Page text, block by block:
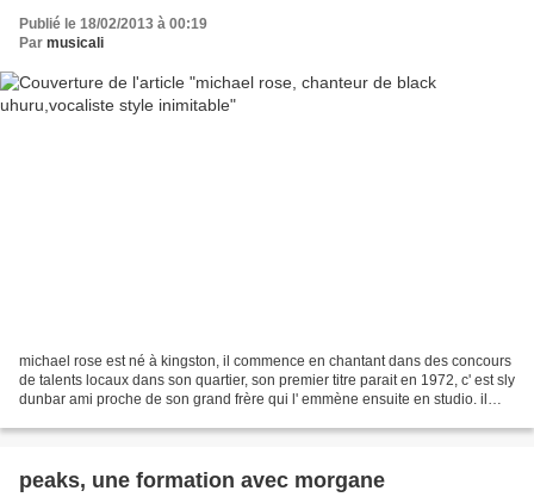
Publié le 18/02/2013 à 00:19
Par musicali
michael rose est né à kingston, il commence en chantant dans des concours
de talents locaux dans son quartier, son premier titre parait en 1972, c' est sly
dunbar ami proche de son grand frère qui l' emmène ensuite en studio. il
peaks, une formation avec morgane